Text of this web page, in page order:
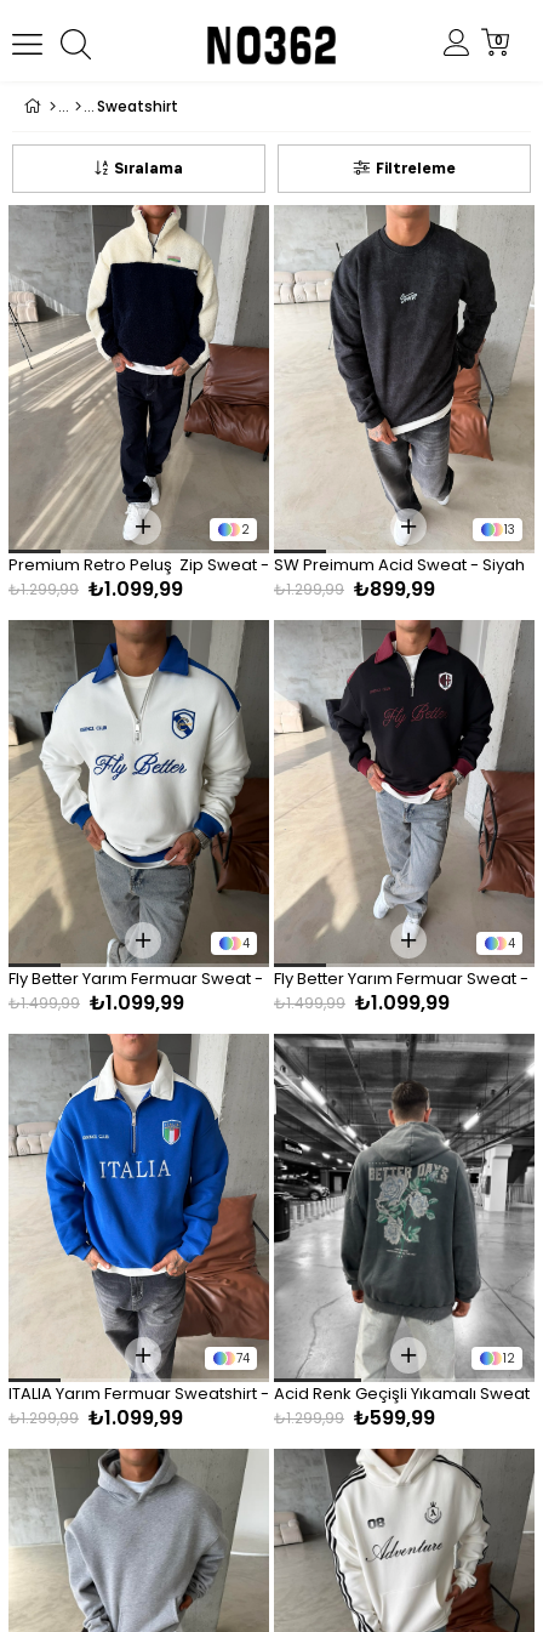
0
Sweatshirt
Filtreleme
Sıralama
2
Premium Retro Peluş  Zip Sweat -
Lacivert
₺1.099,99
₺1.299,99
13
SW Preimum Acid Sweat - Siyah
₺899,99
₺1.299,99
4
Fly Better Yarım Fermuar Sweat -
Beyaz
₺1.099,99
₺1.499,99
4
Fly Better Yarım Fermuar Sweat -
Siyah
₺1.099,99
₺1.499,99
74
ITALIA Yarım Fermuar Sweatshirt -
Lacivert
₺1.099,99
₺1.299,99
12
Acid Renk Geçişli Yıkamalı Sweat
- Siyah
₺599,99
₺1.299,99